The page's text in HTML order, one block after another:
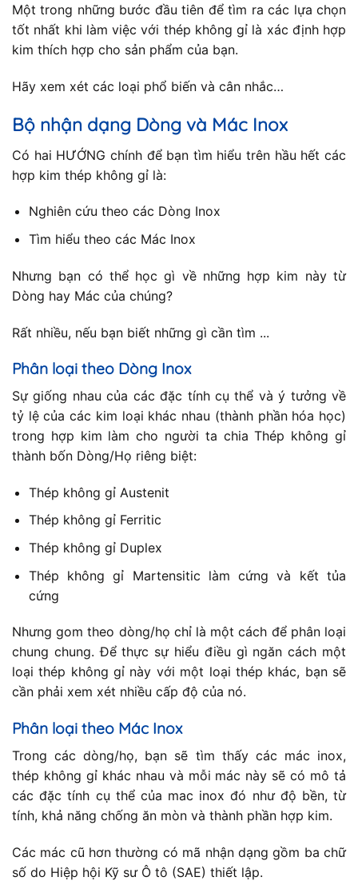
Một trong những bước đầu tiên để tìm ra các lựa chọn
tốt nhất khi làm việc với thép không gỉ là xác định hợp
kim thích hợp cho sản phẩm của bạn.
Hãy xem xét các loại phổ biến và cân nhắc…
Bộ nhận dạng Dòng và Mác Inox
Có hai HƯỚNG chính để bạn tìm hiểu trên hầu hết các
hợp kim thép không gỉ là:
Nghiên cứu theo các Dòng Inox
Tìm hiểu theo các Mác Inox
Nhưng bạn có thể học gì về những hợp kim này từ
Dòng hay Mác của chúng?
Rất nhiều, nếu bạn biết những gì cần tìm ...
Phân loại theo Dòng Inox
Sự giống nhau của các đặc tính cụ thể và ý tưởng về
tỷ lệ của các kim loại khác nhau (thành phần hóa học)
trong hợp kim làm cho người ta chia Thép không gỉ
thành bốn Dòng/Họ riêng biệt:
Thép không gỉ Austenit
Thép không gỉ Ferritic
Thép không gỉ Duplex
Thép không gỉ Martensitic làm cứng và kết tủa
cứng
Nhưng gom theo dòng/họ chỉ là một cách để phân loại
chung chung. Để thực sự hiểu điều gì ngăn cách một
loại thép không gỉ này với một loại thép khác, bạn sẽ
cần phải xem xét nhiều cấp độ của nó.
Phân loại theo Mác Inox
Trong các dòng/họ, bạn sẽ tìm thấy các mác inox,
thép không gỉ khác nhau và mỗi mác này sẽ có mô tả
các đặc tính cụ thể của mac inox đó như độ bền, từ
tính, khả năng chống ăn mòn và thành phần hợp kim.
Các mác cũ hơn thường có mã nhận dạng gồm ba chữ
số do Hiệp hội Kỹ sư Ô tô (SAE) thiết lập.